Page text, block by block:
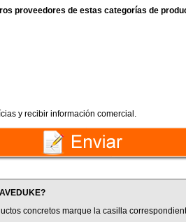
proveedores de estas categorías de
y recibir información comercial.
concretos marque la casilla